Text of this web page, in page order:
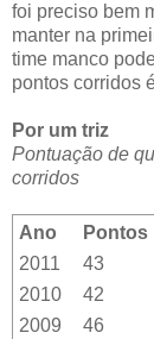
foi preciso bem
manter na
time manco
pontos corridos
Por um triz
Pontuação de
corridos
Ano Pontos
2011
43
2010
42
2009
46